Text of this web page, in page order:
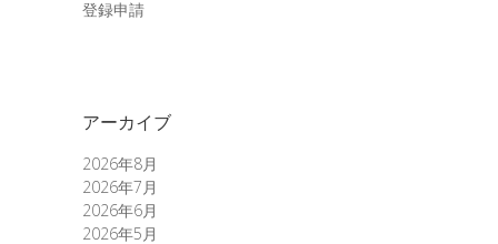
登録申請
アーカイブ
2026年8月
2026年7月
2026年6月
2026年5月